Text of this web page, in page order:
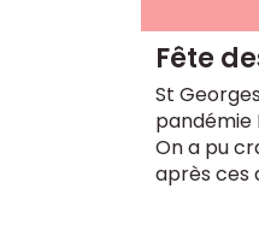
Fête
St
On a pu
après ces